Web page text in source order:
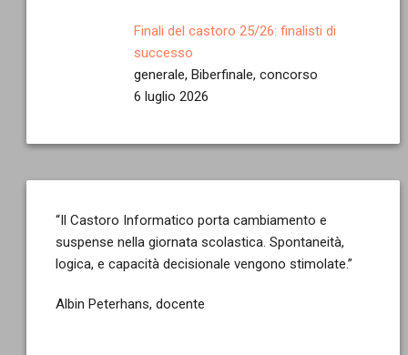
Finali del castoro 25/26: finalisti di
successo
generale, Biberfinale, concorso
6 luglio 2026
“Il Castoro Informatico porta cambiamento e
suspense nella giornata scolastica. Spontaneità,
logica, e capacità decisionale vengono stimolate.”
Albin Peterhans, docente